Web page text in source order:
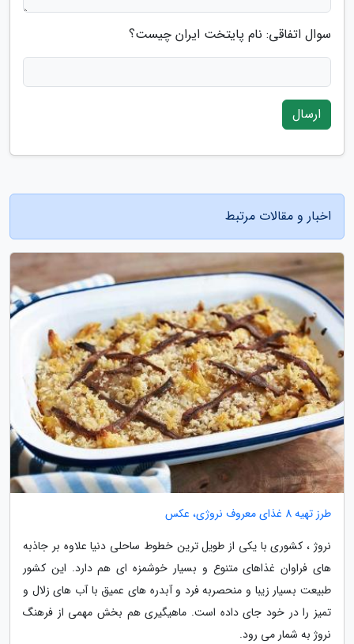
سوال اتفاقی: نام پایتخت ایران چیست؟
ارسال
اخبار و مقالات مرتبط
طرز تهیه 8 غذای معروف نروژی، عکس
نروژ ، کشوری با یکی از طویل ترین خطوط ساحلی دنیا علاوه بر جاذبه
های فراوان غذاهای متنوع و بسیار خوشمزه ای هم دارد. این کشور
طبیعت بسیار زیبا و منحصربه فرد و آبدره های عمیق با آب های زلال و
تمیز را در خود جای داده است. ماهیگیری هم بخش مهمی از فرهنگ
نروژ به شمار می رود.